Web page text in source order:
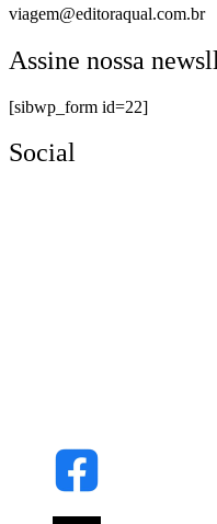
viagem@editoraqual.com.br
Assine nossa
[sibwp_form id=22]
Social